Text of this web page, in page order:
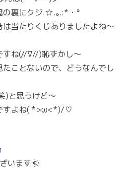
の裏にクジ.☆.｡.:*・°
は当たりくじありましたよね〜
すね(//∇//)恥ずかし〜
ことないので、どうなんでし
)と思うけど〜
すよね( *>ω<*)/♡
います🌞